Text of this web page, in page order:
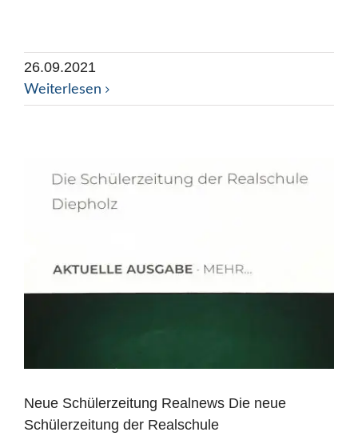
26.09.2021
Weiterlesen
Neue Schülerzeitung Realnews Die neue
Schülerzeitung der Realschule